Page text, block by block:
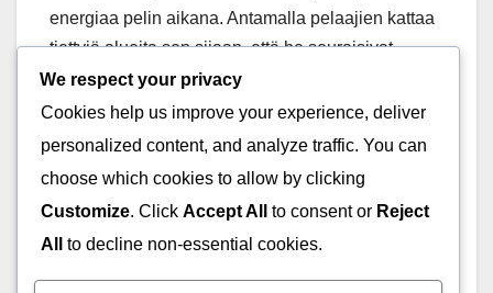
energiaa pelin aikana. Antamalla pelaajien kattaa
tiettyjä alueita sen sijaan, että he seuraisivat
vastustajia tiiviisti, joukkueet voivat ylläpitää
puolustuksen intensiivisyyttä ilman, että yksittäiset
pelaajat ylikuormittuvat. Tämä voi olla ratkaisevaa
We respect your privacy
Cookies help us improve your experience, deliver
personalized content, and analyze traffic. You can
choose which cookies to allow by clicking
Customize. Click Accept All to consent or Reject
All
to decline non-essential cookies.